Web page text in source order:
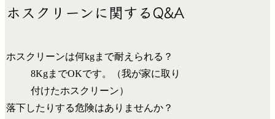
ホスクリーンに関するQ&A
ホスクリーンは何kgまで耐えられる？
8KgまでOKです。（我が家に取り
付けたホスクリーン）
落下したりする危険はありませんか？